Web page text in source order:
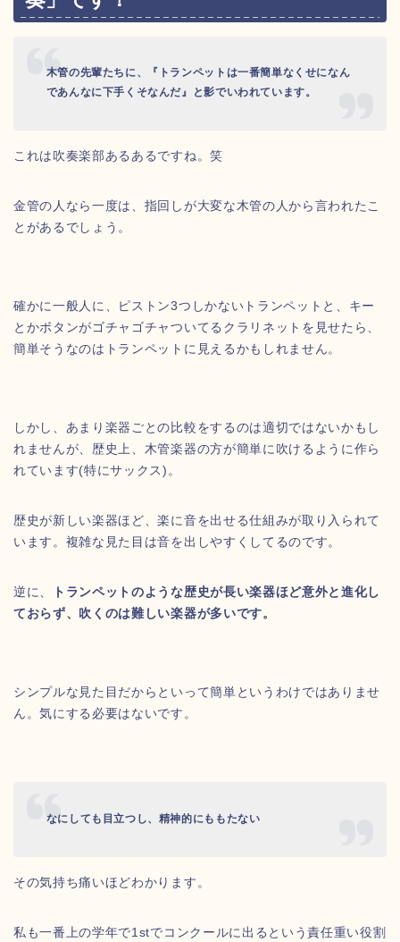
木管の先輩たちに、『トランペットは一番簡単なくせになん
であんなに下手くそなんだ』と影でいわれています。
これは吹奏楽部あるあるですね。笑
金管の人なら一度は、指回しが大変な木管の人から言われたこ
とがあるでしょう。
確かに一般人に、ピストン3つしかないトランペットと、キー
とかボタンがゴチャゴチャついてるクラリネットを見せたら、
簡単そうなのはトランペットに見えるかもしれません。
しかし、あまり楽器ごとの比較をするのは適切ではないかもし
れませんが、歴史上、木管楽器の方が簡単に吹けるように作ら
れています(特にサックス)。
歴史が新しい楽器ほど、楽に音を出せる仕組みが取り入られて
います。複雑な見た目は音を出しやすくしてるのです。
逆に、
トランペットのような歴史が長い楽器ほど意外と進化し
ておらず、吹くのは難しい楽器が多いです。
シンプルな見た目だからといって簡単というわけではありませ
ん。気にする必要はないです。
なにしても目立つし、精神的にももたない
その気持ち痛いほどわかります。
私も一番上の学年で1stでコンクールに出るという責任重い役割